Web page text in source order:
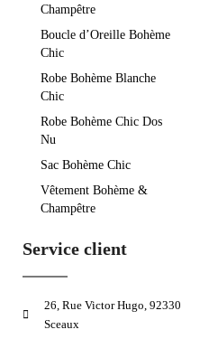
Champêtre
Boucle d’Oreille Bohème
Chic
Robe Bohème Blanche
Chic
Robe Bohème Chic Dos
Nu
Sac Bohème Chic
Vêtement Bohème &
Champêtre
Service client
26, Rue Victor Hugo, 92330
Sceaux